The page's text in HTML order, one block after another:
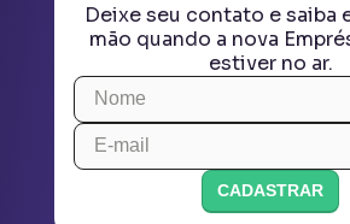
Deixe seu contato e saiba
mão quando a nova
estiver no ar.
CADASTRAR